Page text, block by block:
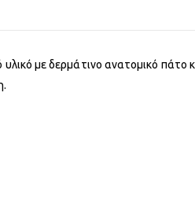
με δερμάτινο ανατομικό